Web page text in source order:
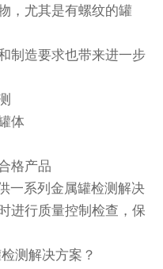
，尤其是有螺纹的罐
制造要求也带来进一步
体
格产品
一系列金属罐检测解决
进行质量控制检查，保
测解决方案？